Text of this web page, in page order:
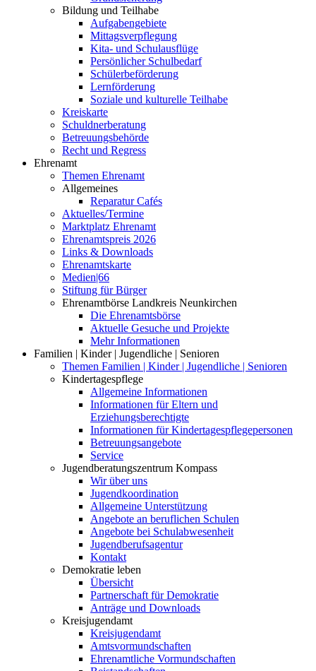
Bildung und Teilhabe
Aufgabengebiete
Mittagsverpflegung
Kita- und Schulausflüge
Persönlicher Schulbedarf
Schülerbeförderung
Lernförderung
Soziale und kulturelle Teilhabe
Kreiskarte
Schuldnerberatung
Betreuungsbehörde
Recht und Regress
Ehrenamt
Themen Ehrenamt
Allgemeines
Reparatur Cafés
Aktuelles/Termine
Marktplatz Ehrenamt
Ehrenamtspreis 2026
Links & Downloads
Ehrenamtskarte
Medien|66
Stiftung für Bürger
Ehrenamtbörse Landkreis Neunkirchen
Die Ehrenamtsbörse
Aktuelle Gesuche und Projekte
Mehr Informationen
Familien | Kinder | Jugendliche | Senioren
Themen Familien | Kinder | Jugendliche | Senioren
Kindertagespflege
Allgemeine Informationen
Informationen für Eltern und
Erziehungsberechtigte
Informationen für Kindertagespflegepersonen
Betreuungsangebote
Service
Jugendberatungszentrum Kompass
Wir über uns
Jugendkoordination
Allgemeine Unterstützung
Angebote an beruflichen Schulen
Angebote bei Schulabwesenheit
Jugendberufsagentur
Kontakt
Demokratie leben
Übersicht
Partnerschaft für Demokratie
Anträge und Downloads
Kreisjugendamt
Kreisjugendamt
Amtsvormundschaften
Ehrenamtliche Vormundschaften